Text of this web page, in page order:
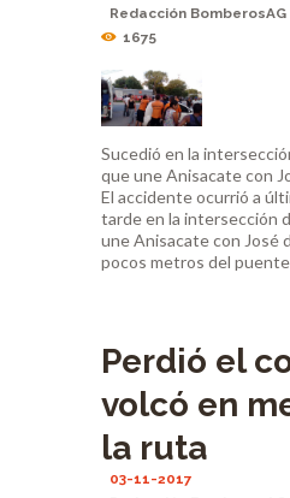
Redacción BomberosAG
1675
Sucedió en la
que une Anisacate con
El accidente ocurrió a
tarde en la intersección
une Anisacate con José
pocos metros del puente
Perdió el
volcó en
la ruta
03-11-2017